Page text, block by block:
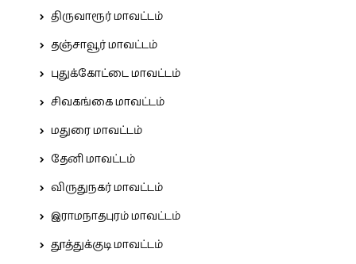
திருவாரூர் மாவட்டம்
தஞ்சாவூர் மாவட்டம்
புதுக்கோட்டை மாவட்டம்
சிவகங்கை மாவட்டம்
மதுரை மாவட்டம்
தேனி மாவட்டம்
விருதுநகர் மாவட்டம்
இராமநாதபுரம் மாவட்டம்
தூத்துக்குடி மாவட்டம்